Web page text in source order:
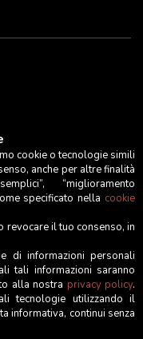
cookie o tecnologie simili
anche per altre finalità
“miglioramento
specificato nella cookie
revocare il tuo consenso, in
di informazioni personali
tali informazioni saranno
alla nostra privacy policy.
tecnologie utilizzando il
informativa, continui senza